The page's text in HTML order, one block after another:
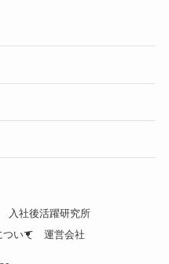
入社後活躍研究所
ついて
運営会社